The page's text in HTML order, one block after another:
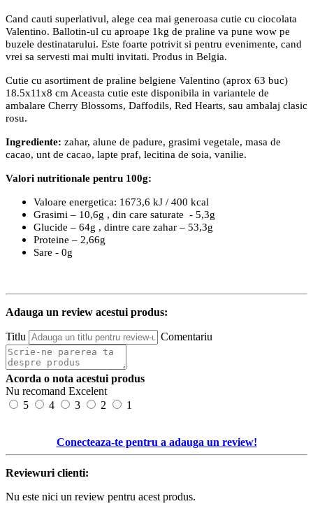
Cand cauti superlativul, alege cea mai generoasa cutie cu ciocolata
Valentino. Ballotin-ul cu aproape 1kg de praline va pune wow pe
buzele destinatarului. Este foarte potrivit si pentru evenimente, cand
vrei sa servesti mai multi invitati. Produs in Belgia.
Cutie cu asortiment de praline belgiene Valentino (aprox 63 buc)
18.5x11x8 cm Aceasta cutie este disponibila in variantele de
ambalare Cherry Blossoms, Daffodils, Red Hearts, sau ambalaj clasic
rosu.
Ingrediente: zahar, alune de padure, grasimi vegetale, masa de
cacao, unt de cacao, lapte praf, lecitina de soia, vanilie.
Valori nutritionale pentru 100g:
Valoare energetica: 1673,6 kJ / 400 kcal
Grasimi – 10,6g , din care saturate - 5,3g
Glucide – 64g , dintre care zahar – 53,3g
Proteine – 2,66g
Sare - 0g
Adauga un review acestui produs:
Titlu Comentariu
Acorda o nota acestui produs
Nu recomand Excelent
5
4 3 2 1
Conecteaza-te pentru a adauga un review!
Reviewuri clienti:
Nu este nici un review pentru acest produs.